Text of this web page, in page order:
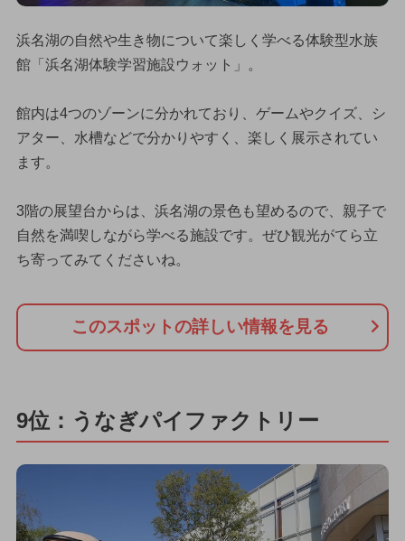
浜名湖の自然や生き物について楽しく学べる体験型水族
館「浜名湖体験学習施設ウォット」。
館内は4つのゾーンに分かれており、ゲームやクイズ、シ
アター、水槽などで分かりやすく、楽しく展示されてい
ます。
3階の展望台からは、浜名湖の景色も望めるので、親子で
自然を満喫しながら学べる施設です。ぜひ観光がてら立
ち寄ってみてくださいね。
このスポットの詳しい情報を見る
9位：うなぎパイファクトリー